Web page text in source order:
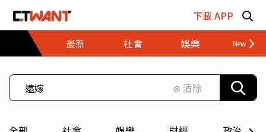
下載 APP
最新
社會 娛樂 財經
⊗ 清除